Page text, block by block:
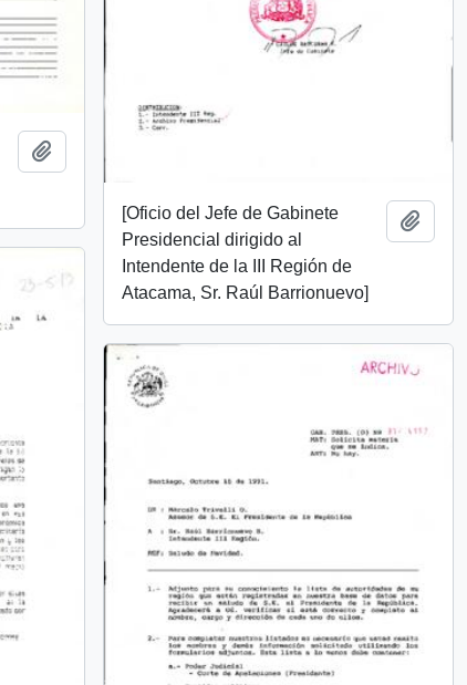
Añadir al portapapeles
[Oficio del Jefe de Gabinete
Presidencial dirigido al
Intendente de la III Región de
Atacama, Sr. Raúl Barrionuevo]